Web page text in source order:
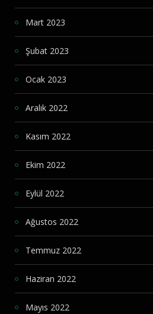
Mart 2023
Şubat 2023
Ocak 2023
Aralık 2022
Kasım 2022
Ekim 2022
Eylül 2022
Ağustos 2022
Temmuz 2022
Haziran 2022
Mayıs 2022